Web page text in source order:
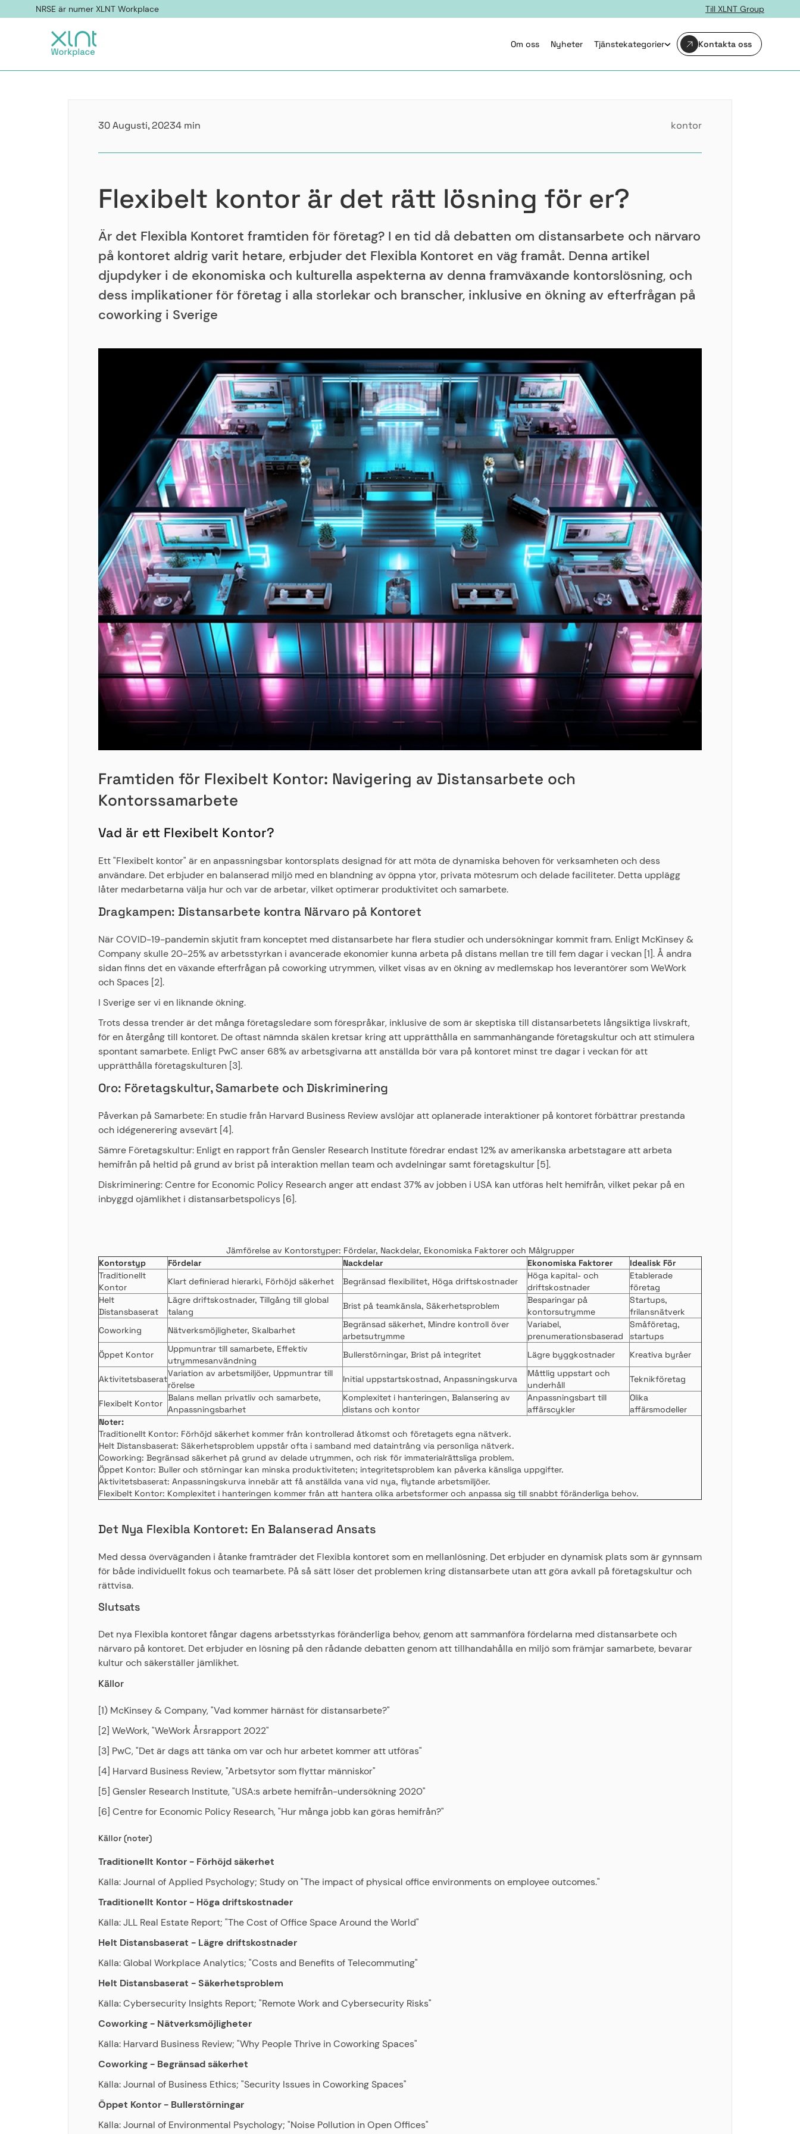
NRSE är numer XLNT Workplace Till XLNT Group
Om oss Nyheter Tjänstekategorier Kontakta oss
30 Augusti, 20234 min kontor
Flexibelt kontor är det rätt lösning för er?
Är det Flexibla Kontoret framtiden för företag? I en tid då debatten om distansarbete och närvaro
på kontoret aldrig varit hetare, erbjuder det Flexibla Kontoret en väg framåt. Denna artikel
djupdyker i de ekonomiska och kulturella aspekterna av denna framväxande kontorslösning, och
dess implikationer för företag i alla storlekar och branscher, inklusive en ökning av efterfrågan på
coworking i Sverige
Framtiden för Flexibelt Kontor: Navigering av Distansarbete och
Kontorssamarbete
Vad är ett Flexibelt Kontor?
Ett "Flexibelt kontor" är en anpassningsbar kontorsplats designad för att möta de dynamiska behoven för verksamheten och dess
användare. Det erbjuder en balanserad miljö med en blandning av öppna ytor, privata mötesrum och delade faciliteter. Detta upplägg
låter medarbetarna välja hur och var de arbetar, vilket optimerar produktivitet och samarbete.
Dragkampen: Distansarbete kontra Närvaro på Kontoret
När COVID-19-pandemin skjutit fram konceptet med distansarbete har flera studier och undersökningar kommit fram. Enligt McKinsey &
Company skulle 20-25% av arbetsstyrkan i avancerade ekonomier kunna arbeta på distans mellan tre till fem dagar i veckan [1]. Å andra
sidan finns det en växande efterfrågan på coworking utrymmen, vilket visas av en ökning av medlemskap hos leverantörer som WeWork
och Spaces [2].
I Sverige ser vi en liknande ökning.
Trots dessa trender är det många företagsledare som förespråkar, inklusive de som är skeptiska till distansarbetets långsiktiga livskraft,
för en återgång till kontoret. De oftast nämnda skälen kretsar kring att upprätthålla en sammanhängande företagskultur och att stimulera
spontant samarbete. Enligt PwC anser 68% av arbetsgivarna att anställda bör vara på kontoret minst tre dagar i veckan för att
upprätthålla företagskulturen [3].
Oro: Företagskultur, Samarbete och Diskriminering
Påverkan på Samarbete: En studie från Harvard Business Review avslöjar att oplanerade interaktioner på kontoret förbättrar prestanda
och idégenerering avsevärt [4].
Sämre Företagskultur: Enligt en rapport från Gensler Research Institute föredrar endast 12% av amerikanska arbetstagare att arbeta
hemifrån på heltid på grund av brist på interaktion mellan team och avdelningar samt företagskultur [5].
Diskriminering: Centre for Economic Policy Research anger att endast 37% av jobben i USA kan utföras helt hemifrån, vilket pekar på en
inbyggd ojämlikhet i distansarbetspolicys [6].
Jämförelse av Kontorstyper: Fördelar, Nackdelar, Ekonomiska Faktorer och Målgrupper
Kontorstyp
Fördelar Nackdelar Ekonomiska Faktorer
Idealisk För
Traditionellt
Kontor
Klart definierad hierarki, Förhöjd säkerhet Begränsad flexibilitet, Höga driftskostnader
Höga kapital- och
driftskostnader
Etablerade
företag
Helt
Distansbaserat
Lägre driftskostnader, Tillgång till global
talang
Brist på teamkänsla, Säkerhetsproblem
Besparingar på
kontorsutrymme
Startups,
frilansnätverk
Coworking
Nätverksmöjligheter, Skalbarhet
Begränsad säkerhet, Mindre kontroll över
arbetsutrymme
Variabel,
prenumerationsbaserad
Småföretag,
startups
Öppet Kontor
Uppmuntrar till samarbete, Effektiv
utrymmesanvändning
Bullerstörningar, Brist på integritet Lägre byggkostnader Kreativa byråer
Aktivitetsbaserat
Variation av arbetsmiljöer, Uppmuntrar till
rörelse
Initial uppstartskostnad, Anpassningskurva
Måttlig uppstart och
underhåll
Teknikföretag
Flexibelt Kontor
Balans mellan privatliv och samarbete,
Anpassningsbarhet
Komplexitet i hanteringen, Balansering av
distans och kontor
Anpassningsbart till
affärscykler
Olika
affärsmodeller
Noter:
Traditionellt Kontor: Förhöjd säkerhet kommer från kontrollerad åtkomst och företagets egna nätverk.
Helt Distansbaserat: Säkerhetsproblem uppstår ofta i samband med dataintrång via personliga nätverk.
Coworking: Begränsad säkerhet på grund av delade utrymmen, och risk för immaterialrättsliga problem.
Öppet Kontor: Buller och störningar kan minska produktiviteten; integritetsproblem kan påverka känsliga uppgifter.
Aktivitetsbaserat: Anpassningskurva innebär att få anställda vana vid nya, flytande arbetsmiljöer.
Flexibelt Kontor: Komplexitet i hanteringen kommer från att hantera olika arbetsformer och anpassa sig till snabbt föränderliga behov.
Det Nya Flexibla Kontoret: En Balanserad Ansats
Med dessa överväganden i åtanke framträder det Flexibla kontoret som en mellanlösning. Det erbjuder en dynamisk plats som är gynnsam
för både individuellt fokus och teamarbete. På så sätt löser det problemen kring distansarbete utan att göra avkall på företagskultur och
rättvisa.
Slutsats
Det nya Flexibla kontoret fångar dagens arbetsstyrkas föränderliga behov, genom att sammanföra fördelarna med distansarbete och
närvaro på kontoret. Det erbjuder en lösning på den rådande debatten genom att tillhandahålla en miljö som främjar samarbete, bevarar
kultur och säkerställer jämlikhet.
Källor
[1) McKinsey & Company, "Vad kommer härnäst för distansarbete?"
[2] WeWork, "WeWork Årsrapport 2022"
[3] PwC, "Det är dags att tänka om var och hur arbetet kommer att utföras"
[4] Harvard Business Review, "Arbetsytor som flyttar människor"
[5] Gensler Research Institute, "USA:s arbete hemifrån-undersökning 2020"
[6] Centre for Economic Policy Research, "Hur många jobb kan göras hemifrån?"
Källor (noter)
Traditionellt Kontor - Förhöjd säkerhet
Källa: Journal of Applied Psychology; Study on "The impact of physical office environments on employee outcomes."
Traditionellt Kontor - Höga driftskostnader
Källa: JLL Real Estate Report; "The Cost of Office Space Around the World"
Helt Distansbaserat - Lägre driftskostnader
Källa: Global Workplace Analytics; "Costs and Benefits of Telecommuting"
Helt Distansbaserat - Säkerhetsproblem
Källa: Cybersecurity Insights Report; "Remote Work and Cybersecurity Risks"
Coworking - Nätverksmöjligheter
Källa: Harvard Business Review; "Why People Thrive in Coworking Spaces"
Coworking - Begränsad säkerhet
Källa: Journal of Business Ethics; "Security Issues in Coworking Spaces"
Öppet Kontor - Bullerstörningar
Källa: Journal of Environmental Psychology; "Noise Pollution in Open Offices"